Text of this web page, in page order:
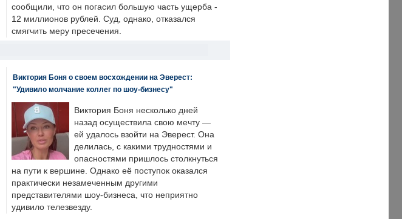
сообщили, что он погасил большую часть ущерба -
12 миллионов рублей. Суд, однако, отказался
смягчить меру пресечения.
Виктория Боня о своем восхождении на Эверест:
"Удивило молчание коллег по шоу-бизнесу"
Виктория Боня несколько дней
назад осуществила свою мечту —
ей удалось взойти на Эверест. Она
делилась, с какими трудностями и
опасностями пришлось столкнуться
на пути к вершине. Однако её поступок оказался
практически незамеченным другими
представителями шоу-бизнеса, что неприятно
удивило телезвезду.